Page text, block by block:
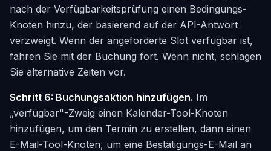
nach der Verfügbarkeitsprüfung einen Bedingungs-
Knoten hinzu, der basierend auf der API-Antwort
verzweigt. Wenn der angeforderte Slot verfügbar ist,
fahren Sie mit der Buchung fort. Wenn nicht, schlagen
Sie alternative Zeiten vor.
Schritt 6: Buchungsaktion hinzufügen. Im
„verfügbar"-Zweig einen Kalender-Tool-Knoten
hinzufügen, um den Termin zu erstellen, dann einen
E-Mail-Tool-Knoten, um eine Bestätigungs-E-Mail an